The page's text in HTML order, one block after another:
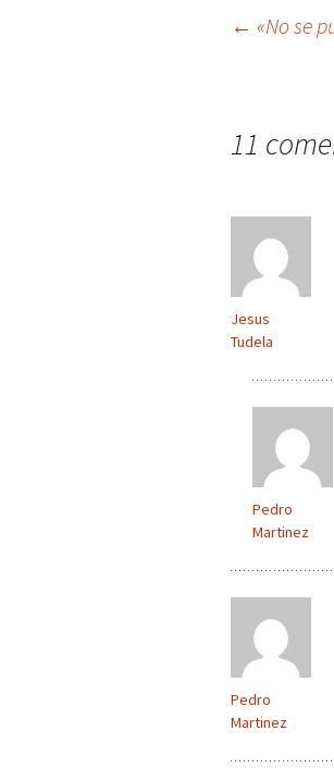
← «No se
11
Jesus
Tudela
Pedro
Martinez
Pedro
Martinez